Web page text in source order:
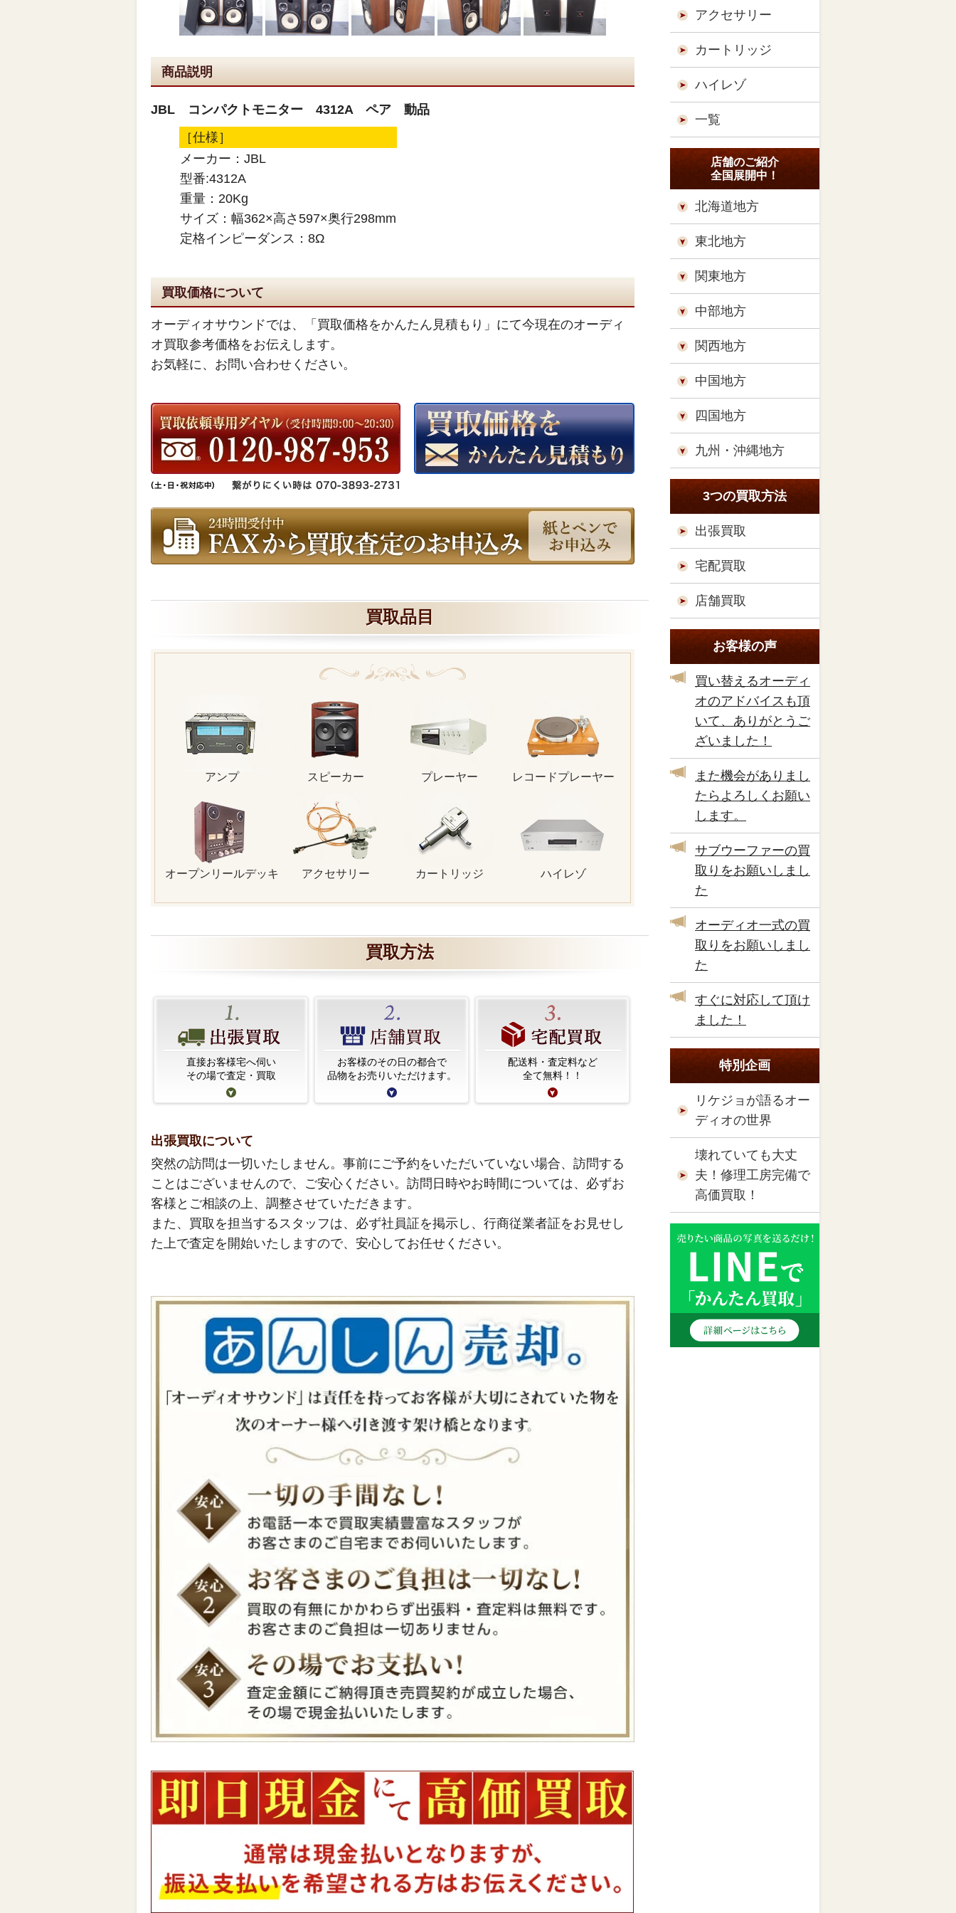
商品説明
JBL コンパクトモニター 4312A ペア 動品
［仕様］
メーカー：JBL
型番:4312A
重量：20Kg
サイズ：幅362×高さ597×奥行298mm
定格インピーダンス：8Ω
買取価格について
オーディオサウンドでは、「買取価格をかんたん見積もり」にて今現在のオーディ
オ買取参考価格をお伝えします。
お気軽に、お問い合わせください。
買取品目
アンプ スピーカー プレーヤー レコードプレーヤー
オープンリールデッキ アクセサリー カートリッジ ハイレゾ
買取方法
直接お客様宅へ伺い
その場で査定・買取
お客様のその日の都合で
品物をお売りいただけます。
配送料・査定料など
全て無料！！
出張買取について
突然の訪問は一切いたしません。事前にご予約をいただいていない場合、訪問する
ことはございませんので、ご安心ください。訪問日時やお時間については、必ずお
客様とご相談の上、調整させていただきます。
また、買取を担当するスタッフは、必ず社員証を掲示し、行商従業者証をお見せし
た上で査定を開始いたしますので、安心してお任せください。
アクセサリー
カートリッジ
ハイレゾ
一覧
店舗のご紹介
全国展開中！
北海道地方
東北地方
関東地方
中部地方
関西地方
中国地方
四国地方
九州・沖縄地方
3つの買取方法
出張買取
宅配買取
店舗買取
お客様の声
買い替えるオーディ
オのアドバイスも頂
いて、ありがとうご
ざいました！
また機会がありまし
たらよろしくお願い
します。
サブウーファーの買
取りをお願いしまし
た
オーディオ一式の買
取りをお願いしまし
た
すぐに対応して頂け
ました！
特別企画
リケジョが語るオー
ディオの世界
壊れていても大丈
夫！修理工房完備で
高価買取！